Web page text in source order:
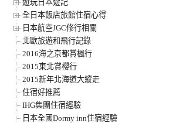
遊玩日本遊記
全日本飯店旅館住宿心得
日本航空JGC修行相關
北歐旅遊和飛行記錄
2016海之京都賞楓行
2015東北賞櫻行
2015新年北海道大縱走
住宿好推薦
IHG集團住宿經驗
日本全國Dormy inn住宿經驗